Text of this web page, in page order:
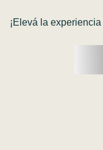
¡Elevá la